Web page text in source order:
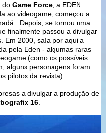
do Game Force , a EDEN
ao videogame, começou a
Depois, se tornou uma
finalmente passou a divulgar
Em 2000, saía por aqui a
pela Eden - algumas raras
(como os possíveis
alguns personagens foram
pilotos da revista).
a divulgar a produção de
16